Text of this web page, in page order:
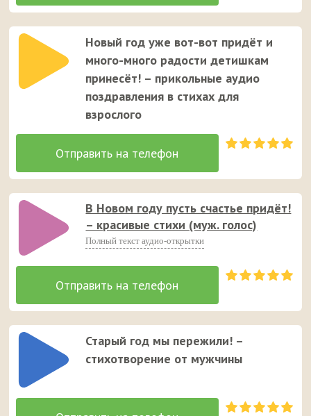
Новый год уже вот-вот придёт и
много-много радости детишкам
принесёт! – прикольные аудио
поздравления в стихах для
взрослого
В Новом году пусть счастье придёт!
– красивые стихи (муж. голос)
Полный текст аудио-открытки
Старый год мы пережили! –
стихотворение от мужчины